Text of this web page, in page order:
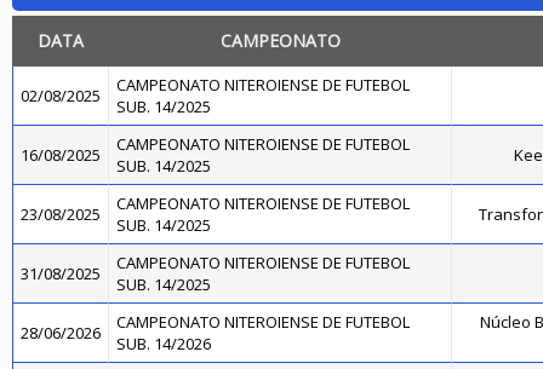
DATA CAMPEONATO
02/08/2025
CAMPEONATO NITEROIENSE DE FUTEBOL
SUB. 14/2025
16/08/2025
CAMPEONATO NITEROIENSE DE FUTEBOL
SUB. 14/2025
23/08/2025
CAMPEONATO NITEROIENSE DE FUTEBOL
SUB. 14/2025
31/08/2025
CAMPEONATO NITEROIENSE DE FUTEBOL
SUB. 14/2025
28/06/2026
CAMPEONATO NITEROIENSE DE FUTEBOL
SUB. 14/2026
Núcleo